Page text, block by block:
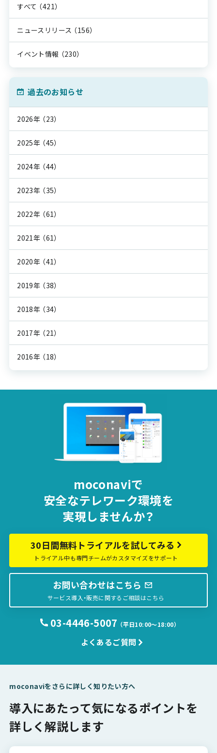
すべて （421）
ニュースリリース （156）
イベント情報 （230）
過去のお知らせ
2026年 （23）
2025年 （45）
2024年 （44）
2023年 （35）
2022年 （61）
2021年 （61）
2020年 （41）
2019年 （38）
2018年 （34）
2017年 （21）
2016年 （18）
moconaviで
安全なテレワーク環境を
実現しませんか？
30日間無料トライアルを試してみる
トライアル中も専門チームがカスタマイズをサポート
お問い合わせはこちら
サービス導入・販売に関するご相談はこちら
03-4446-5007 （平日10:00〜18:00）
よくあるご質問
moconaviをさらに詳しく知りたい方へ
導入にあたって気になるポイントを
詳しく解説します